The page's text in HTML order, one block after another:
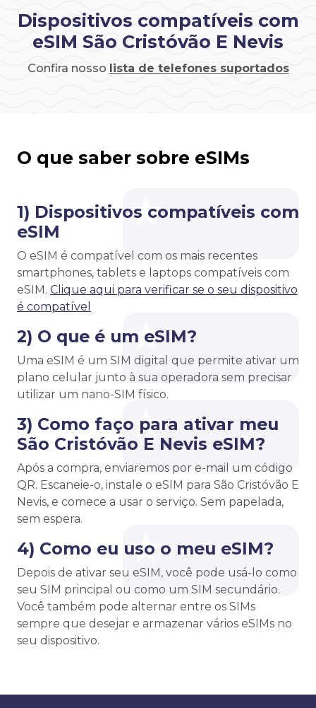
Dispositivos compatíveis com
eSIM São Cristóvão E Nevis
Confira nosso lista de telefones suportados
O que saber sobre eSIMs
1) Dispositivos compatíveis com
eSIM
O eSIM é compatível com os mais recentes
smartphones, tablets e laptops compatíveis com
eSIM. Clique aqui para verificar se o seu dispositivo
é compatível
2) O que é um eSIM?
Uma eSIM é um SIM digital que permite ativar um
plano celular junto à sua operadora sem precisar
utilizar um nano-SIM físico.
3) Como faço para ativar meu
São Cristóvão E Nevis eSIM?
Após a compra, enviaremos por e-mail um código
QR. Escaneie-o, instale o eSIM para São Cristóvão E
Nevis, e comece a usar o serviço. Sem papelada,
sem espera.
4) Como eu uso o meu eSIM?
Depois de ativar seu eSIM, você pode usá-lo como
seu SIM principal ou como um SIM secundário.
Você também pode alternar entre os SIMs
sempre que desejar e armazenar vários eSIMs no
seu dispositivo.